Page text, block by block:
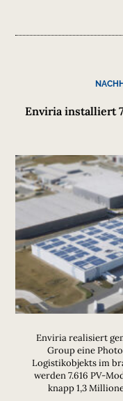
Enviria installiert
Enviria realisiert
Group eine
Logistikobjekts im
werden 7.616 PV-
knapp 1,3